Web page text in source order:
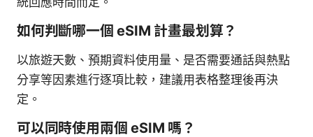
如何判斷哪一個 eSIM 計畫最划算？
以旅遊天數、預期資料使用量、是否需要通話與熱點
分享等因素進行逐項比較，建議用表格整理後再決
定。
可以同時使用兩個 eSIM 嗎？